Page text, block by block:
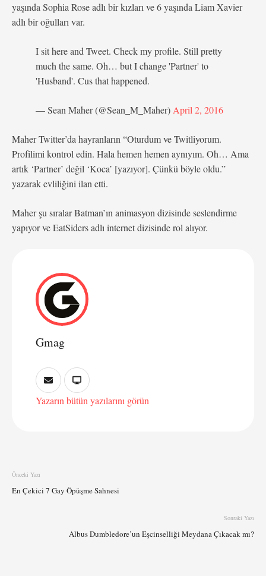
yaşında Sophia Rose adlı bir kızları ve 6 yaşında Liam Xavier
adlı bir oğulları var.
I sit here and Tweet. Check my profile. Still pretty
much the same. Oh… but I change 'Partner' to
'Husband'. Cus that happened.
— Sean Maher (@Sean_M_Maher) April 2, 2016
Maher Twitter’da hayranların “Oturdum ve Twitliyorum.
Profilimi kontrol edin. Hala hemen hemen aynıyım. Oh… Ama
artık ‘Partner’ değil ‘Koca’ [yazıyor]. Çünkü böyle oldu.”
yazarak evliliğini ilan etti.
Maher şu sıralar Batman’ın animasyon dizisinde seslendirme
yapıyor ve EatSiders adlı internet dizisinde rol alıyor.
Gmag
Yazarın bütün yazılarını görün
Önceki Yazı
En Çekici 7 Gay Öpüşme Sahnesi
Sonraki Yazı
Albus Dumbledore’un Eşcinselliği Meydana Çıkacak mı?